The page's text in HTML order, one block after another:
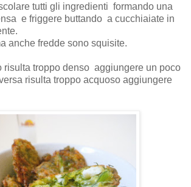
tutti gli ingredienti formando una
e friggere buttando a cucchiaiate in
anche fredde sono squisite.
risulta troppo denso aggiungere un poco
risulta troppo acquoso aggiungere